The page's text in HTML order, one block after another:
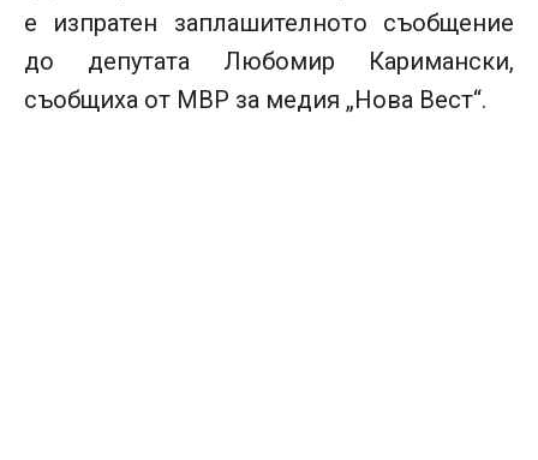
е изпратен заплашителното съобщение
до депутата Любомир Каримански,
съобщиха от МВР за медия „Нова Вeст“.